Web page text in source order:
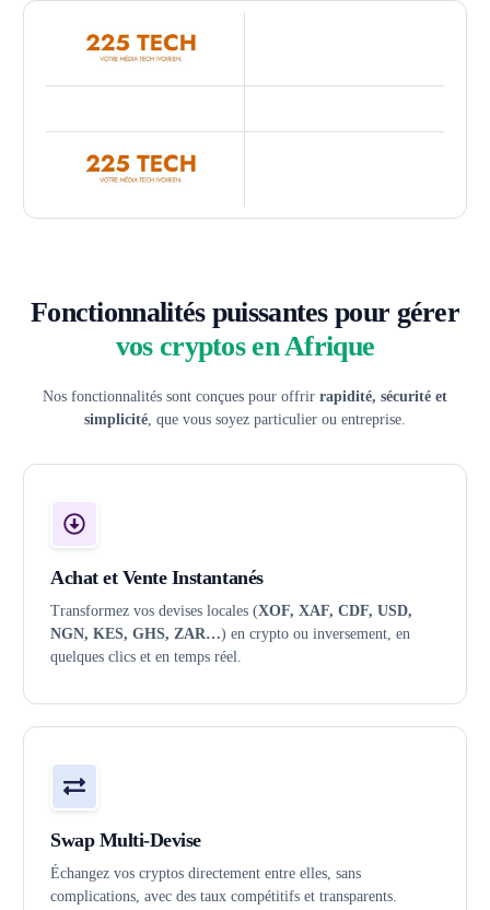
Fonctionnalités puissantes pour gérer
vos cryptos en Afrique
Nos fonctionnalités sont conçues pour offrir rapidité, sécurité et
simplicité , que vous soyez particulier ou entreprise.
Achat et Vente Instantanés
Transformez vos devises locales (XOF, XAF, CDF, USD,
NGN, KES, GHS, ZAR…) en crypto ou inversement, en
quelques clics et en temps réel.
Swap Multi-Devise
Échangez vos cryptos directement entre elles, sans
complications, avec des taux compétitifs et transparents.